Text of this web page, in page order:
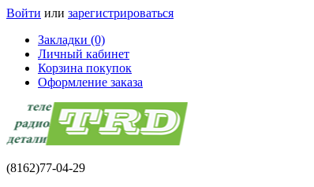
Войти или зарегистрироваться
Закладки (0)
Личный кабинет
Корзина покупок
Оформление заказа
(8162)77-04-29